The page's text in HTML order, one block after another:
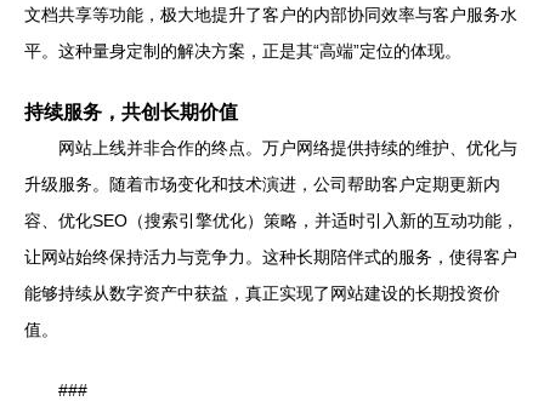
文档共享等功能，极大地提升了客户的内部协同效率与客户服务水
平。这种量身定制的解决方案，正是其“高端”定位的体现。
持续服务，共创长期价值
网站上线并非合作的终点。万户网络提供持续的维护、优化与
升级服务。随着市场变化和技术演进，公司帮助客户定期更新内
容、优化SEO（搜索引擎优化）策略，并适时引入新的互动功能，
让网站始终保持活力与竞争力。这种长期陪伴式的服务，使得客户
能够持续从数字资产中获益，真正实现了网站建设的长期投资价
值。
###